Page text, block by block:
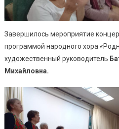
Завершилось мероприятие
программой народного хора
художественный руководитель
Михайловна.